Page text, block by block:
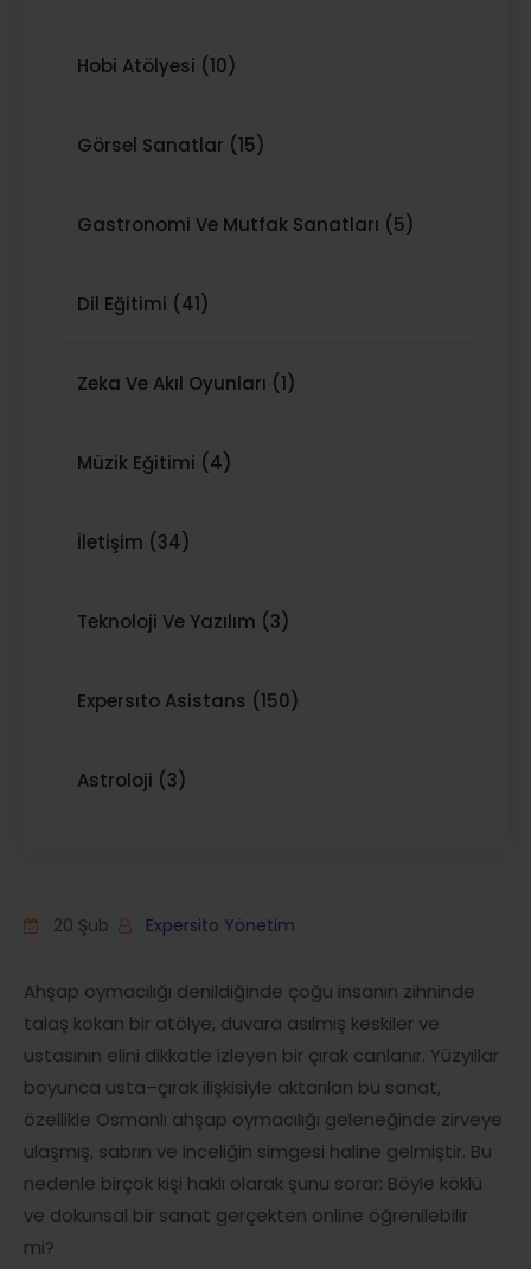
Hobi Atölyesi (10)
Görsel Sanatlar (15)
Gastronomi Ve Mutfak Sanatları (5)
Dil Eğitimi (41)
Zeka Ve Akıl Oyunları (1)
Müzik Eğitimi (4)
İletişim (34)
Teknoloji Ve Yazılım (3)
Expersıto Asistans (150)
Astroloji (3)
20 Şub Expersito Yönetim
Ahşap oymacılığı denildiğinde çoğu insanın zihninde
talaş kokan bir atölye, duvara asılmış keskiler ve
ustasının elini dikkatle izleyen bir çırak canlanır. Yüzyıllar
boyunca usta–çırak ilişkisiyle aktarılan bu sanat,
özellikle Osmanlı ahşap oymacılığı geleneğinde zirveye
ulaşmış, sabrın ve inceliğin simgesi haline gelmiştir. Bu
nedenle birçok kişi haklı olarak şunu sorar: Böyle köklü
ve dokunsal bir sanat gerçekten online öğrenilebilir
mi?